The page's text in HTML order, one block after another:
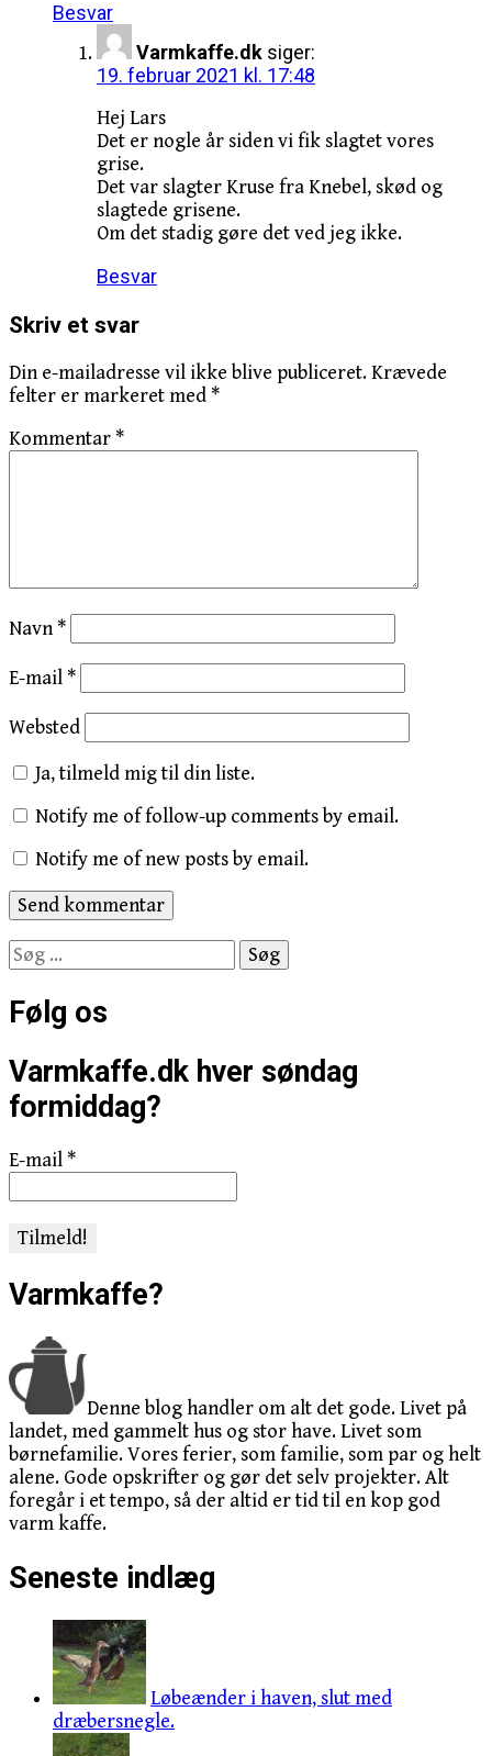
Besvar
Varmkaffe.dk siger:
19. februar 2021 kl. 17:48
Hej Lars
Det er nogle år siden vi fik slagtet vores
grise.
Det var slagter Kruse fra Knebel, skød og
slagtede grisene.
Om det stadig gøre det ved jeg ikke.
Besvar
Skriv et svar
Din e-mailadresse vil ikke blive publiceret.Krævede
felter er markeret med*
Kommentar*
Navn*
E-mail*
Websted
Ja, tilmeld mig til din liste.
Notify me of follow-up comments by email.
Notify me of new posts by email.
Søg
efter:
Følg os
Varmkaffe.dk hver søndag
formiddag?
E-mail*
Varmkaffe?
Denne blog handler om alt det gode. Livet på
landet, med gammelt hus og stor have. Livet som
børnefamilie. Vores ferier, som familie, som par og helt
alene. Gode opskrifter og gør det selv projekter. Alt
foregår i et tempo, så der altid er tid til en kop god
varm kaffe.
Seneste indlæg
Løbeænder i haven, slut med
dræbersnegle.